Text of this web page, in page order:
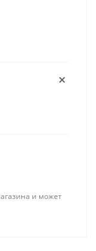
и может